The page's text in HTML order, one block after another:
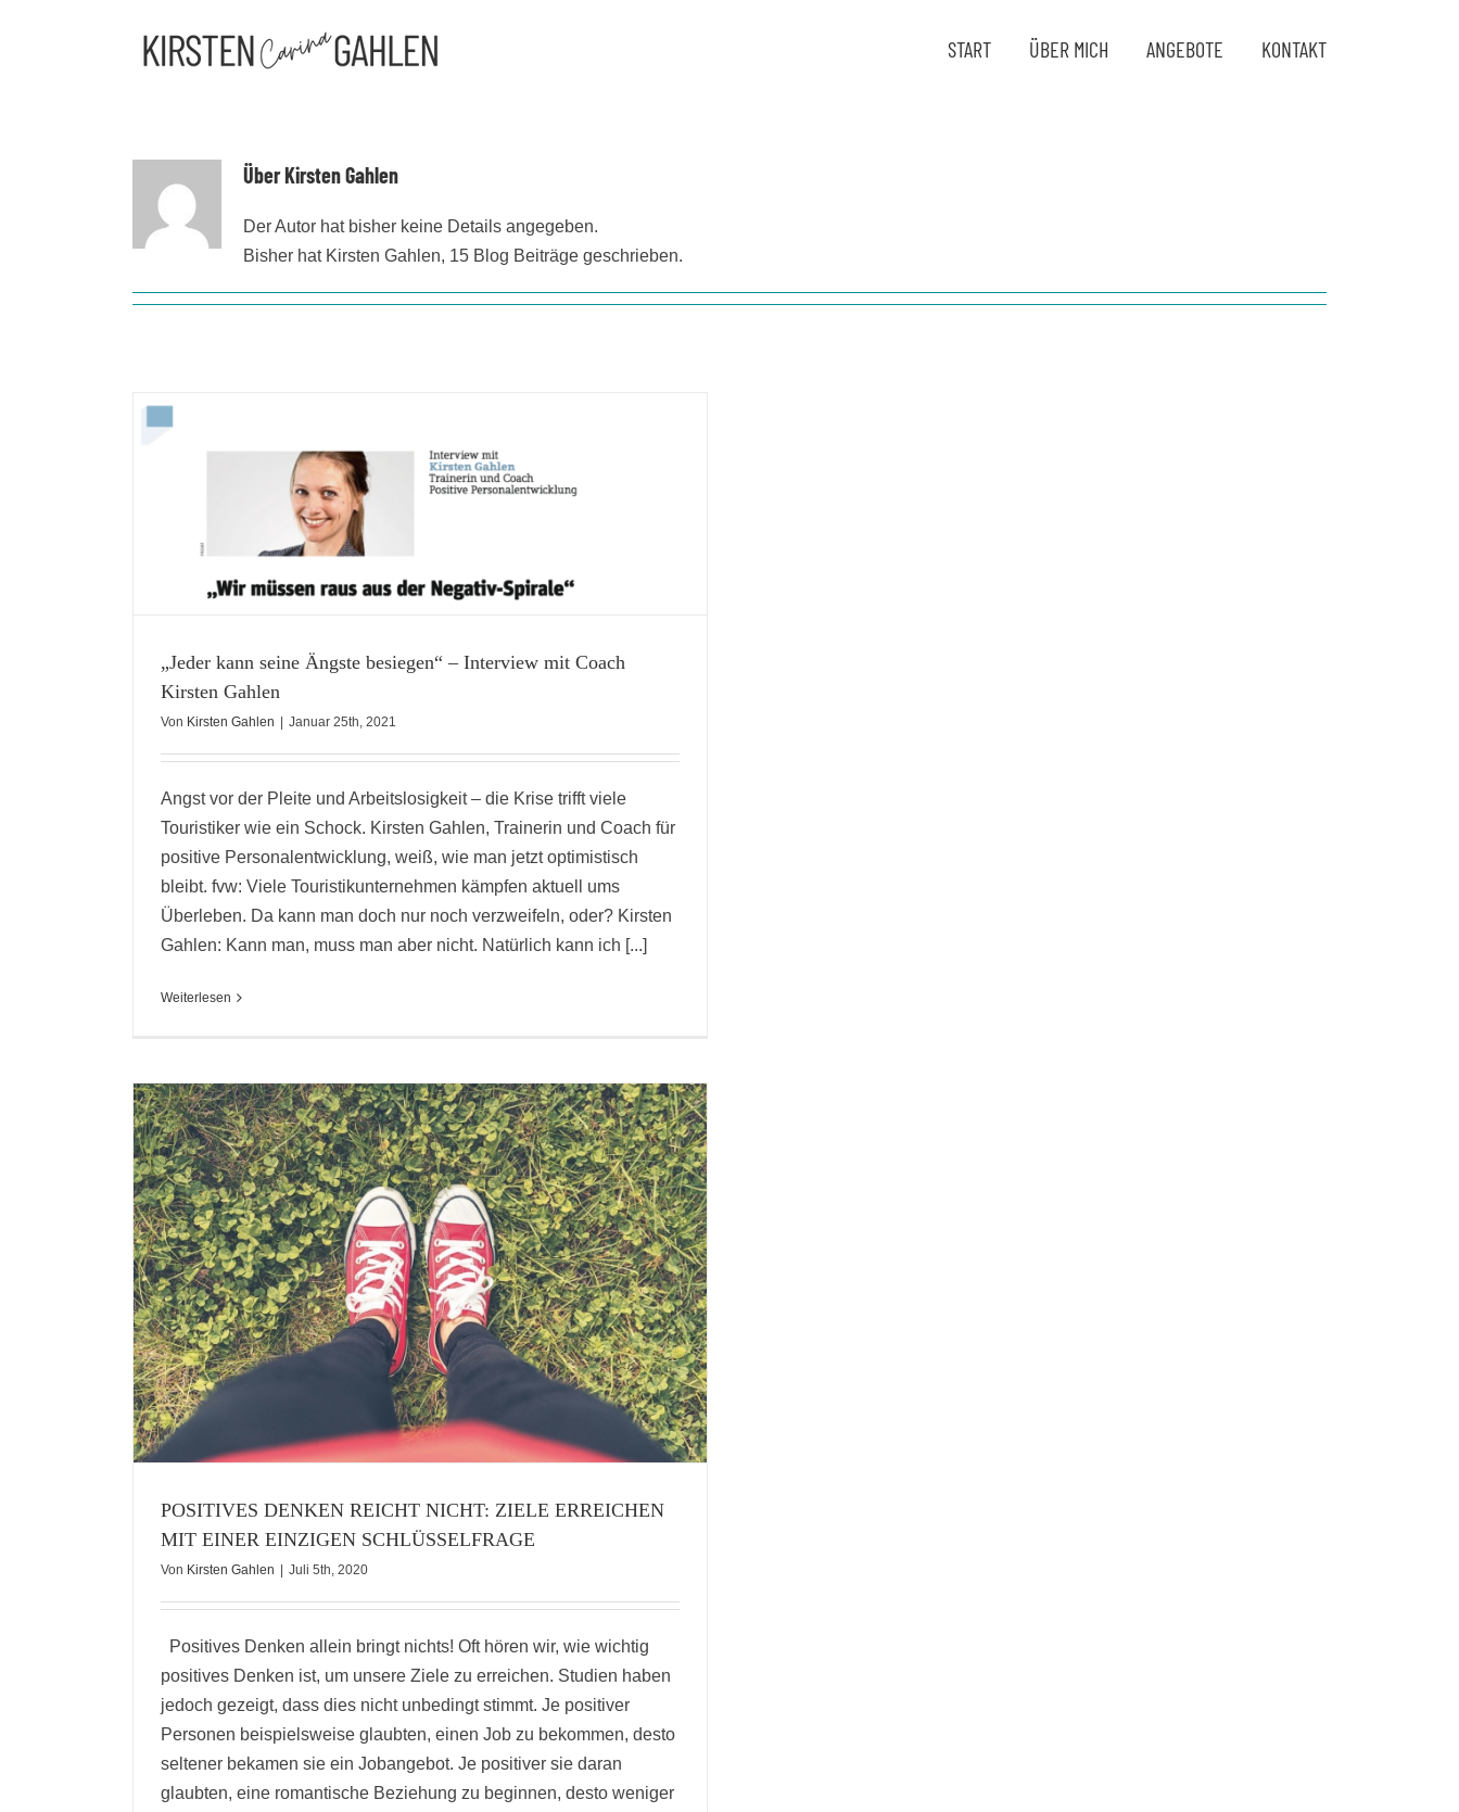
START ÜBER MICH ANGEBOTE KONTAKT
ÜberKirsten Gahlen
Der Autor hat bisher keine Details angegeben.
Bisher hat Kirsten Gahlen, 15 Blog Beiträge geschrieben.
„Jeder kann seine Ängste besiegen“ – Interview mit Coach
Kirsten Gahlen
Von Kirsten Gahlen Januar 25th, 2021
Angst vor der Pleite und Arbeitslosigkeit – die Krise trifft viele
Touristiker wie ein Schock. Kirsten Gahlen, Trainerin und Coach für
positive Personalentwicklung, weiß, wie man jetzt optimistisch
bleibt. fvw: Viele Touristikunternehmen kämpfen aktuell ums
Überleben. Da kann man doch nur noch verzweifeln, oder? Kirsten
Gahlen: Kann man, muss man aber nicht. Natürlich kann ich [...]
Weiterlesen
POSITIVES DENKEN REICHT NICHT: ZIELE ERREICHEN
MIT EINER EINZIGEN SCHLÜSSELFRAGE
Von Kirsten Gahlen Juli 5th, 2020
Positives Denken allein bringt nichts! Oft hören wir, wie wichtig
positives Denken ist, um unsere Ziele zu erreichen. Studien haben
jedoch gezeigt, dass dies nicht unbedingt stimmt. Je positiver
Personen beispielsweise glaubten, einen Job zu bekommen, desto
seltener bekamen sie ein Jobangebot. Je positiver sie daran
glaubten, eine romantische Beziehung zu beginnen, desto weniger